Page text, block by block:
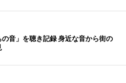
音」を聴き記録 身近な音から街の